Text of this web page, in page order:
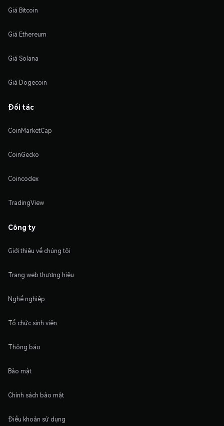
Giá Bitcoin
Giá Ethereum
Giá Solana
Giá Dogecoin
Đối tác
CoinMarketCap
CoinGecko
Coincodex
TradingView
Công ty
Giới thiệu về chúng tôi
Trang web thương hiệu
Nghề nghiệp
Tổ chức sinh viên
Thông báo
Bảo mật
Chính sách bảo mật
Điều khoản sử dụng